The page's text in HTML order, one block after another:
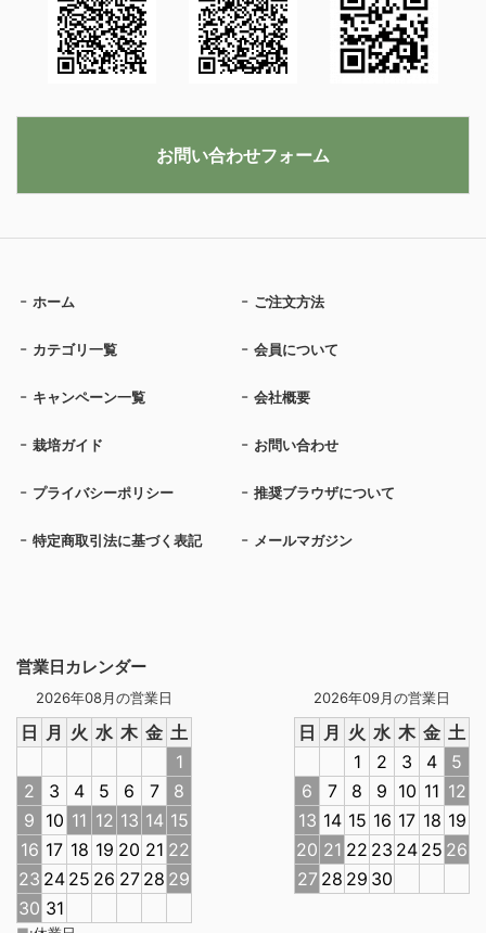
営業日カレンダー
2026年08月の営業日
日 月 火 水 木 金 土
1
2
3 4 5 6 7
8
9 10 11 12 13 14 15
16 17 18 19 20 21 22
23 24 25 26 27 28 29
30 31
2026年09月の営業日
日 月 火 水 木 金 土
1
2 3 4
5
6
7 8 9 10 11 12
13 14 15 16 17 18 19
20 21 22 23 24 25 26
27 28 29 30
ホーム ご注文方法
カテゴリ一覧 会員について
キャンペーン一覧 会社概要
栽培ガイド お問い合わせ
プライバシーポリシー 推奨ブラウザについて
特定商取引法に基づく表記 メールマガジン
お問い合わせフォーム